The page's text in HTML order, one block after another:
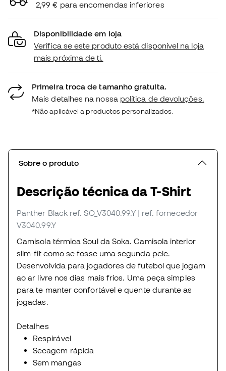
2,99 € para encomendas inferiores
Disponibilidade em loja
Verifica se este produto está disponível na loja
mais próxima de ti.
Primeira troca de tamanho gratuita.
Mais detalhes na nossa política de devoluções.
*Não aplicável a productos personalizados.
Sobre o produto
Descrição técnica da T-Shirt
Panther Black ref. SO_V3040.99.Y | ref. fornecedor
V3040.99.Y
Camisola térmica Soul da Soka. Camisola interior
slim-fit como se fosse uma segunda pele.
Desenvolvida para jogadores de futebol que jogam
ao ar livre nos dias mais frios. Uma peça simples
para te manter confortável e quente durante as
jogadas.
Detalhes
Respirável
Secagem rápida
Sem mangas